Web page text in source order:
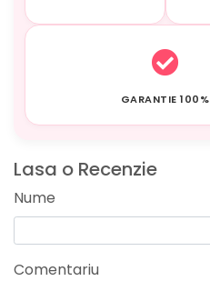
GARANTIE 100%
Lasa o Recenzie
Nume
Comentariu